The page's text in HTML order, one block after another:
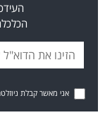
אני מאשר קבלת